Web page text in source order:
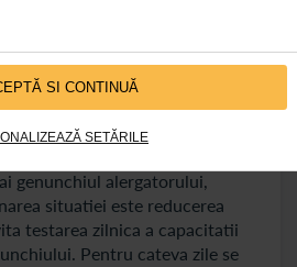
SI CONTINUĂ
SETĂRILE
potrivit si este contraindicata
persistenta.
pentru primele zile dupa
de genunchi la alergare
genunchiul alergatorului,
situatiei este reducerea
testarea zilnica a capacitatii
Pentru cateva zile se